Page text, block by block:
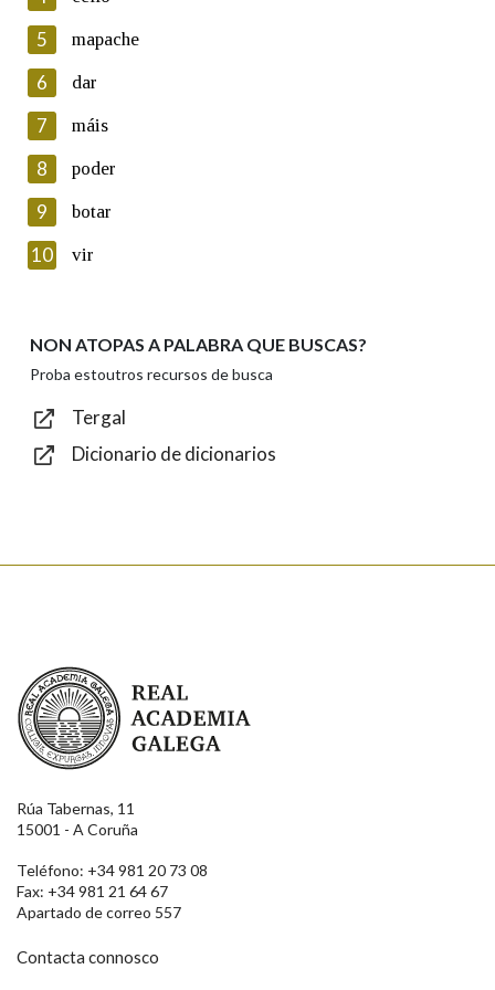
Lin e acepto as condicións da política de
Introduce o código que aparece na imaxe:
Texto de verificación
Enviar
5 mapache
6 dar
7 máis
8 poder
9 botar
10 vir
NON ATOPAS A PALABRA QUE BUSCAS?
Proba estoutros recursos de busca
Tergal
Dicionario de dicionarios
Real Academia Galega
Rúa Tabernas, 11
15001 - A Coruña
Teléfono: +34 981 20 73 08
Fax: +34 981 21 64 67
Apartado de correo 557
Contacta connosco